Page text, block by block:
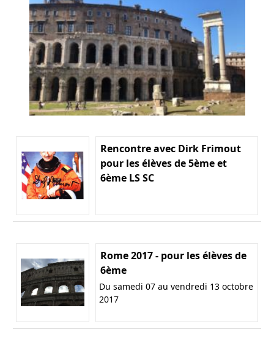
Rencontre avec Dirk Frimout
pour les élèves de 5ème et
6ème LS SC
Rome 2017 - pour les élèves de
6ème
Du samedi 07 au vendredi 13 octobre
2017